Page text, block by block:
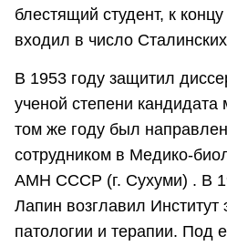
блестящий студент, к
входил в число
В 1953 году защитил
ученой степени кандидата
том же году был
сотрудником в Медико-
АМН СССР (г. Сухуми) . В
Лапин возглавил Институт
патологии и терапии. Под